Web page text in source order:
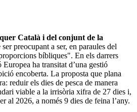
Català i del conjunt de la
ser preocupant a ser, en paraules del
bíbliques". En els darrers
ha transitat d’una gestió
encoberta. La proposta que plana
reduir els dies de pesca de manera
viable a la irrisòria xifra de 27 dies i,
al 2026, a només 9 dies de feina l’any.